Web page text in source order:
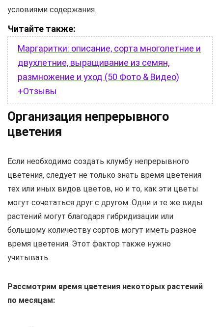
условиями содержания.
Читайте также:
Маргаритки: описание, сорта многолетние и
двухлетние, выращивание из семян,
размножение и уход (50 Фото & Видео)
+Отзывы
Организация непрерывного
цветения
Если необходимо создать клумбу непрерывного
цветения, следует не только знать время цветения
тех или иных видов цветов, но и то, как эти цветы
могут сочетаться друг с другом. Одни и те же виды
растений могут благодаря гибридизации или
большому количеству сортов могут иметь разное
время цветения. Этот фактор также нужно
учитывать.
Рассмотрим время цветения некоторых растений
по месяцам: